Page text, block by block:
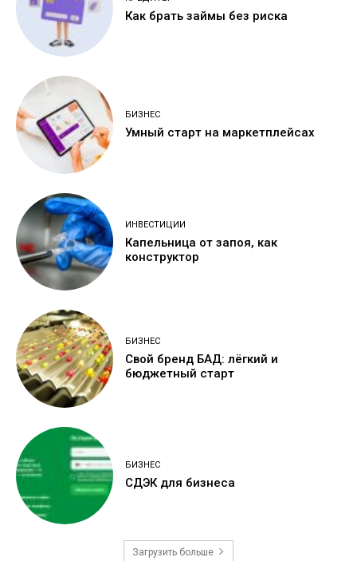
Как брать займы без риска
БИЗНЕС
Умный старт на маркетплейсах
ИНВЕСТИЦИИ
Капельница от запоя, как
конструктор
БИЗНЕС
Свой бренд БАД: лёгкий и
бюджетный старт
БИЗНЕС
СДЭК для бизнеса
Загрузить больше